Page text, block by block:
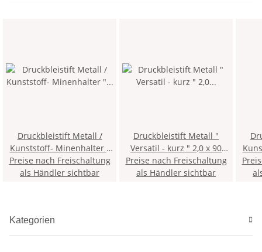
Druckbleistift Metall /
Kunststoff- Minenhalter "
Versatil " 5,6 x 120 mm
Mine - Schwarz - im Blister
Preise nach Freischaltung
als Händler sichtbar
Druckbleistift Metall "
Versatil - kurz " 2,0 x 90
mm Mine - Gelb - mit
Minenspitzer und Clip >
Preise nach Freischaltung
als Händler sichtbar
Kategorien